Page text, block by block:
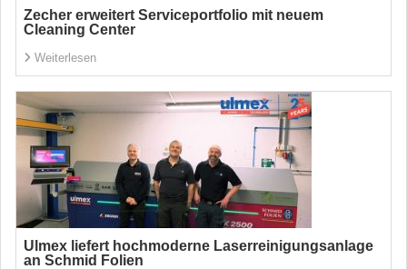
Zecher erweitert Serviceportfolio mit neuem
Cleaning Center
Weiterlesen
Ulmex liefert hochmoderne Laserreinigungsanlage
an Schmid Folien